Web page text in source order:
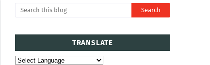
TRANSLATE